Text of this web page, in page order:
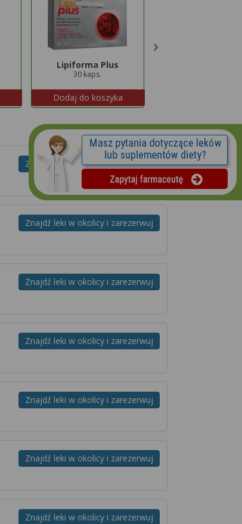
Lipiforma Plus
30 kaps.
Dodaj do koszyka
Znajdź leki w okolicy i zarezerwuj
Znajdź leki w okolicy i zarezerwuj
Znajdź leki w okolicy i zarezerwuj
Znajdź leki w okolicy i zarezerwuj
Znajdź leki w okolicy i zarezerwuj
Znajdź leki w okolicy i zarezerwuj
Znajdź leki w okolicy i zarezerwuj